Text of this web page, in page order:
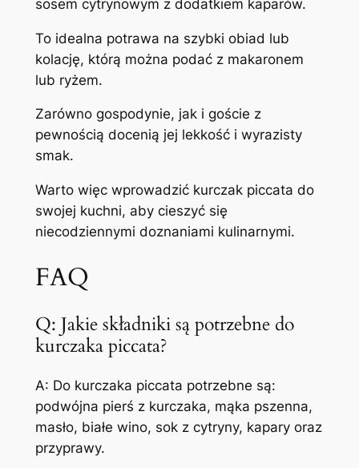
sosem cytrynowym z dodatkiem kaparów.
To idealna potrawa na szybki obiad lub
kolację, którą można podać z makaronem
lub ryżem.
Zarówno gospodynie, jak i goście z
pewnością docenią jej lekkość i wyrazisty
smak.
Warto więc wprowadzić kurczak piccata do
swojej kuchni, aby cieszyć się
niecodziennymi doznaniami kulinarnymi.
FAQ
Q: Jakie składniki są potrzebne do
kurczaka piccata?
A: Do kurczaka piccata potrzebne są:
podwójna pierś z kurczaka, mąka pszenna,
masło, białe wino, sok z cytryny, kapary oraz
przyprawy.